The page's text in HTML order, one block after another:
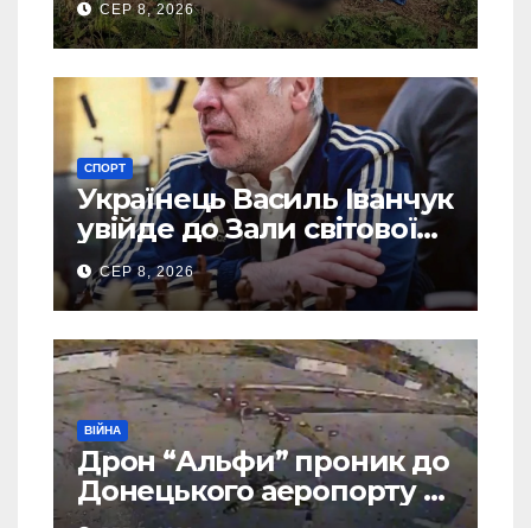
СЕР 8, 2026
СПОРТ
Українець Василь Іванчук
увійде до Зали світової
шахової слави
СЕР 8, 2026
ВІЙНА
Дрон “Альфи” проник до
Донецького аеропорту та
спалив “Шахед” ще до